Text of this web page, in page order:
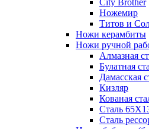
Ножемир
Титов и
Ножи керамбиты
Ножи ручной
Алмазная
Булатная
Дамасская
Кизляр
Кованая
Сталь
Сталь